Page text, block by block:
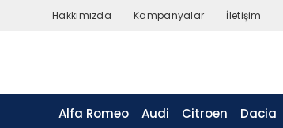
Hakkımızda Kampanyalar İletişim
Alfa Romeo Audi Citroen Dacia